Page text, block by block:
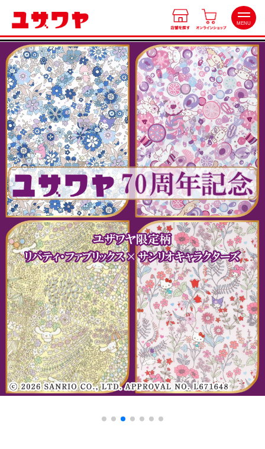
MENU
店舗を探す
北海道
東北
関東
中部
近畿
中国・四国
九州
オンラインショップ
会員特典
ワークショップ
カルチャースクール
お問合せ
求人情報
メルマガ
ユザワヤとは
公式SNS